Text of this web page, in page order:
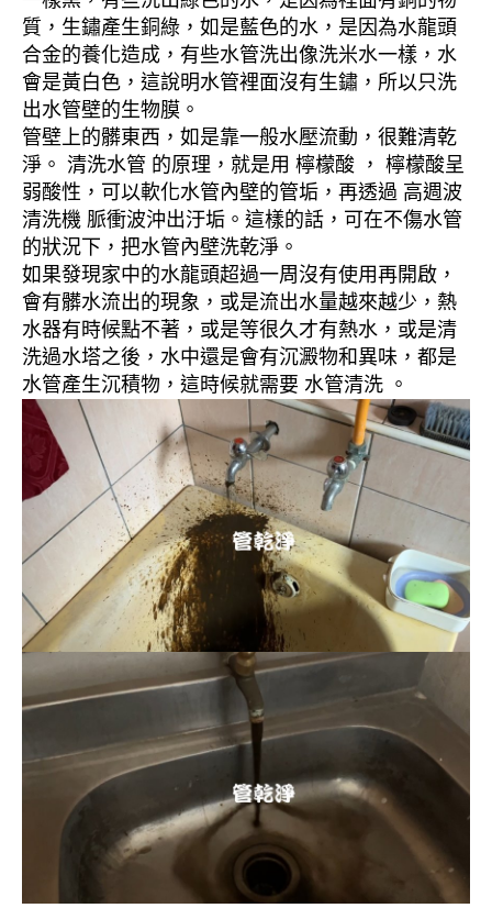
質，生鏽產生銅綠，如是藍色的水，是因為水龍頭
合金的養化造成，有些水管洗出像洗米水一樣，水
會是黃白色，這說明水管裡面沒有生鏽，所以只洗
出水管壁的生物膜。
管壁上的髒東西，如是靠一般水壓流動，很難清乾
淨。 清洗水管 的原理，就是用 檸檬酸 ， 檸檬酸呈
弱酸性，可以軟化水管內壁的管垢，再透過 高週波
清洗機 脈衝波沖出汙垢。這樣的話，可在不傷水管
的狀況下，把水管內壁洗乾淨。
如果發現家中的水龍頭超過一周沒有使用再開啟，
會有髒水流出的現象，或是流出水量越來越少，熱
水器有時候點不著，或是等很久才有熱水，或是清
洗過水塔之後，水中還是會有沉澱物和異味，都是
水管產生沉積物，這時候就需要 水管清洗 。